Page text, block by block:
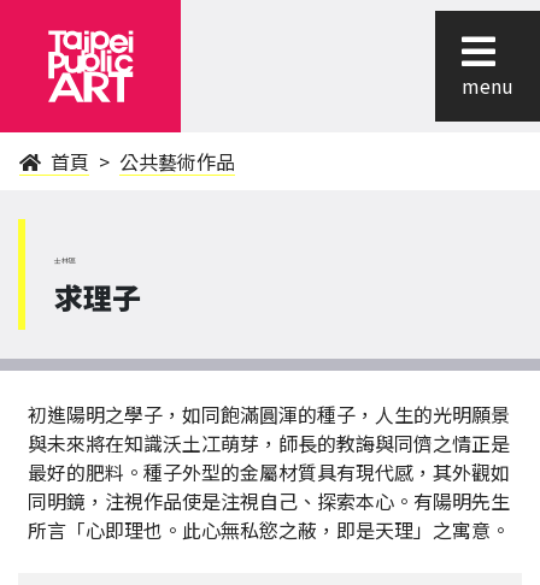
menu
首頁 公共藝術作品
士林區
求理子
初進陽明之學子，如同飽滿圓渾的種子，人生的光明願景
與未來將在知識沃土冮萌芽，師長的教誨與同儕之情正是
最好的肥料。種子外型的金屬材質具有現代感，其外觀如
同明鏡，注視作品使是注視自己、探索本心。有陽明先生
所言「心即理也。此心無私慾之蔽，即是天理」之寓意。